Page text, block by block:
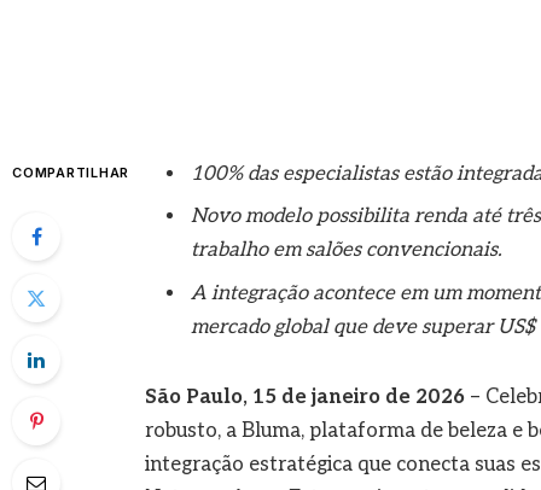
COMPARTILHAR
100% das especialistas estão
Novo modelo possibilita renda até
trabalho em salões convencionais.
A integração acontece em um
mercado global que deve superar
São Paulo, 15 de janeiro de 2026 –
robusto, a Bluma, plataforma de beleza e
integração estratégica que conecta suas